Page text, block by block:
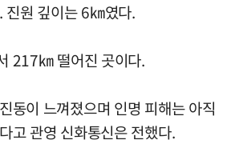
진원 깊이는 6㎞였다.
217㎞ 떨어진 곳이다.
동이 느껴졌으며 인명 피해는 아직
고 관영 신화통신은 전했다.